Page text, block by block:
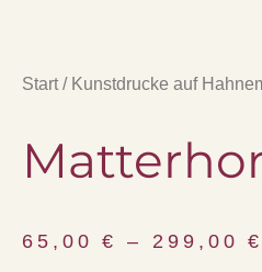
Start/ Kunstdrucke auf
65,00€ – 299,00€